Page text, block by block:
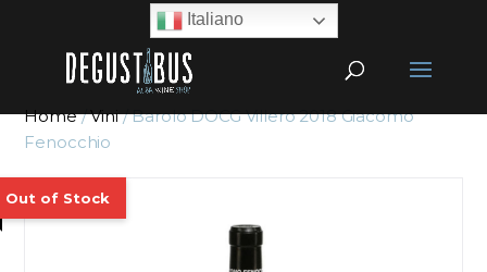
Home/Vini/ Barolo DOCG Villero 2018 Giacomo
Fenocchio
Italiano